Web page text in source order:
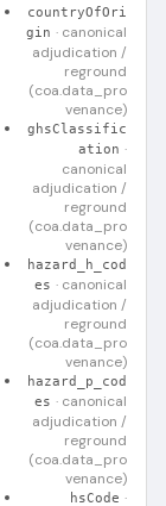
countryOfOri
gin · canonical
adjudication /
reground
(coa.data_pro
venance)
ghsClassific
ation ·
canonical
adjudication /
reground
(coa.data_pro
venance)
hazard_h_cod
es · canonical
adjudication /
reground
(coa.data_pro
venance)
hazard_p_cod
es · canonical
adjudication /
reground
(coa.data_pro
venance)
hsCode ·